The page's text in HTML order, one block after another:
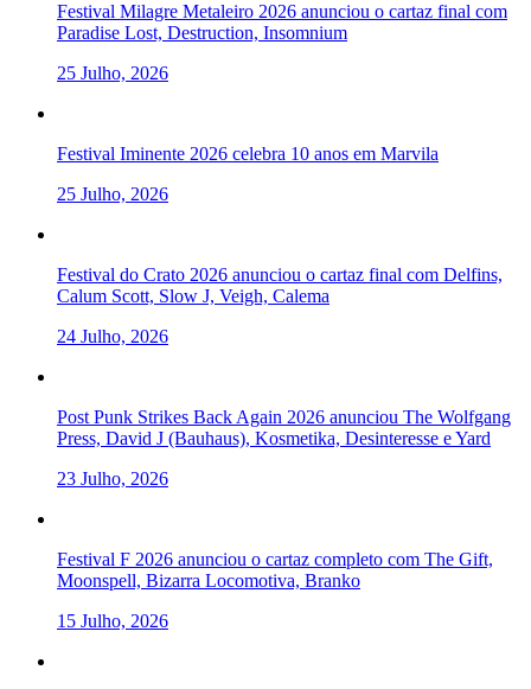
Festival Milagre Metaleiro 2026 anunciou o cartaz final com
Paradise Lost, Destruction, Insomnium
25 Julho, 2026
Festival Iminente 2026 celebra 10 anos em Marvila
25 Julho, 2026
Festival do Crato 2026 anunciou o cartaz final com Delfins,
Calum Scott, Slow J, Veigh, Calema
24 Julho, 2026
Post Punk Strikes Back Again 2026 anunciou The Wolfgang
Press, David J (Bauhaus), Kosmetika, Desinteresse e Yard
23 Julho, 2026
Festival F 2026 anunciou o cartaz completo com The Gift,
Moonspell, Bizarra Locomotiva, Branko
15 Julho, 2026